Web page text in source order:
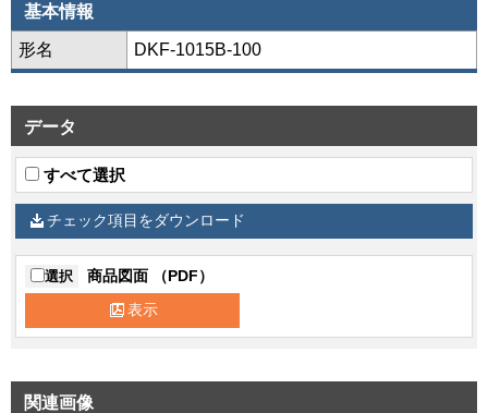
基本情報
形名 DKF-1015B-100
データ
すべて選択
チェック項目をダウンロード
選択 商品図面 （PDF）
表示
関連画像